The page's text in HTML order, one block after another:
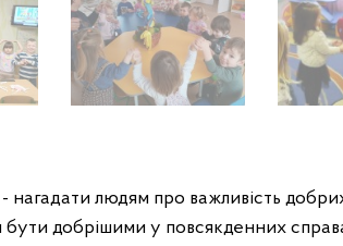
- нагадати людям про важливість
бути добрішими у повсякденних